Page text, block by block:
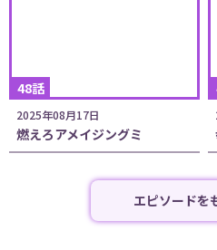
48話
2025年08月17日
燃えろアメイジングミ
エピソードを